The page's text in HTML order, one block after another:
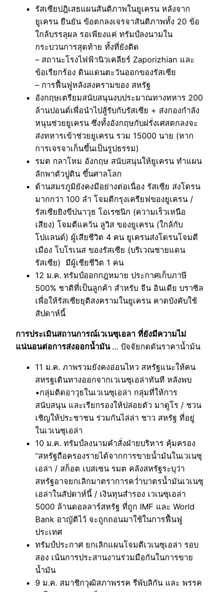
รัสเซียปฎิเสธแผนสันติภาพในยูเครน หลังจาก
ยูเครน ยืนยัน ข้อตกลงเจรจาสันติภาพทั้ง 20 ข้อ
ใกล้บรรลุผล รอเพียงแค่ ทรัมป์ลงนามใน
กระบวนการสุดท้าย ทั้งที่ยังติด
– สถานะโรงไฟฟ้านิวเคลียร์ Zaporizhian และ
ข้อเรียกร้อง ดินแดนตะวันออกของรัสเซีย
– การฟื้นฟูหลังสงครามของ สหรัฐ
อังกฤษเตรียมสนับสนุนงบประมาณทางทหาร 200
ล้านปอนด์เพื่อนำไปสู้รับกับรัสเซีย + ส่งกองกำลัง
หนุนช่วยยูเครน ซึ่งทั้งอังกฤษกับฝรั่งเศสตกลงจะ
ส่งทหารเข้าช่วยยูเครน รวม 15000 นาย (หาก
การเจรจาเก็นขึ้นเป็นรูปธรรม)
รมต กลาโหม อังกฤษ สนับสนุนให้ยูเครน ทำแผน
ลักพาตัวปูติน ขึ้นศาลโลก
ด้านสมรภูมิยังคงมีอย่างต่อเนื่อง รัสเซีย ส่งโดรน
มากกว่า 100 ลำ โจมตีกรุงเครียฟของยูเครน /
รัสเซียยิงขีปนาวุธ โอเรซนิก (ความเร็วเหนือ
เสียง) โจมตีแคว้น ลูวิส ของยูเครน (ใกล้กับ
โปแลนด์) ผู้เสียชีวิต 4 คน ยูเครนส่งโดรนโจมตี
เมือง โบโรเนส ของรัสเซีย (บริเวณชายแดน
รัสเซีย) มีผู้เชียชีวิต 1 คน
12 ม.ค. ทรัมป์ออกกฎหมาย ประกาศเก็บภาษี
500% ชาติที่เป็นลูกค้า สำหรับ จีน อินเดีย บราซิล
เพื่อให้รัสเซียยุติสงครามในยูเครน คาดบังคับใช้
สัปดาห์นี้
การประเมินสถานการณ์เวเนซุเอลา ที่ยังมีความไม่
แน่นอนต่อการส่งออกน้ำมัน … ปัจจัยกดดันราคาน้ำม้น
11 ม.ค. ภาพรวมยังคงอ่อนไหว สหรัฐแนะให้คน
สหรฐเดินทางออกจากเวเนซุเอล่าทันที หลังพบ
•กลุ่มติดอาวุธในเวเนซุเอล่า กลุ่มที่ให้การ
สนับสนุน และเรียกรองให้ปล่อยตัว มาดูโร / ชวน
เชิญให้ประชาชน ร่วมกันไล่ล่า ชาว สหรัฐ ที่อยู่
ในเวเนซุเอล่า
10 ม.ค. ทรัมป์ลงนามคำสั่งฝ่ายบริหาร คุ้มครอง
“สหรัฐถือครองรายได้จากการขายน้ำมันในเวเนซุ
เอล่า / สก็อต เบสเซน รมต คลังสหรัฐระบุว่า
สหรัฐอาจยกเลิกมาตราการคว่ำบาตรน้ำมันเวเนซุ
เอล่าในสัปดาห์นี้ / เงินทุนสำรอง เวเนซุเอล่า
5000 ล้านดอลลาร์สหรัฐ ที่ถูก IMF และ World
Bank อาญัติไว้ จะถูกถอนมาใช้ในการฟื้นฟู
ประเทศ
ทรัมป์ประกาศ ยกเลิกแผนโจมตีเวเนซุเอล่า รอบ
สอง เน้นการประสานงานร่วมมือกันในการขาย
น้ำมัน
9 ม.ค. สมาชิกวุฒิสภาพรรค รีพับลิกัน และ พรรค